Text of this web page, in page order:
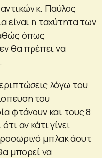
κ. Παύλος
είναι η ταχύτητα των
όπως
θα πρέπει να
λόγω του
του
φτάνουν και τους 8
αν κάτι γίνει
μπλακ άουτ
μπορεί να